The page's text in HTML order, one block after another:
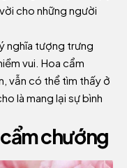
cho những người
nghĩa tượng trưng
vui. Hoa cẩm
vẫn có thể tìm thấy ở
là mang lại sự bình
chướng